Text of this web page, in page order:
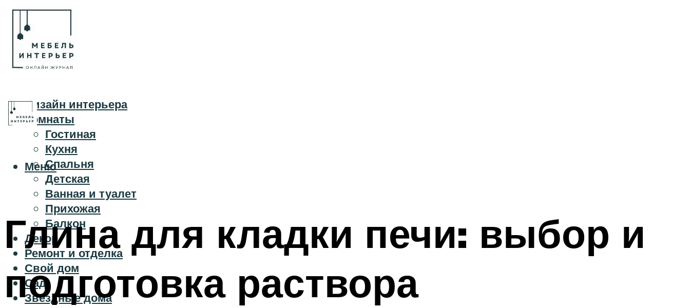
Дизайн интерьера
Комнаты
Гостиная
Кухня
Спальня
Детская
Ванная и туалет
Прихожая
Балкон
Декор
Ремонт и отделка
Свой дом
Сад
Звездные дома
Меню
Глина для кладки печи: выбор и
подготовка раствора